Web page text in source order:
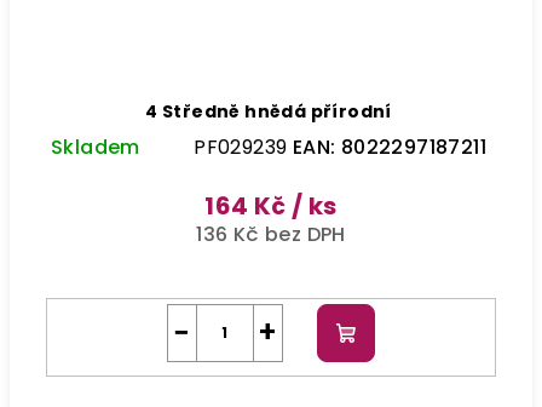
4 Středně hnědá přírodní
Skladem PF029239 EAN: 8022297187211
164 Kč / ks
136 Kč bez DPH
+
− Do
košíku